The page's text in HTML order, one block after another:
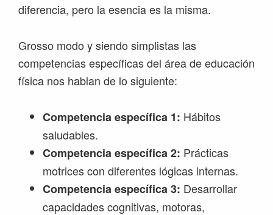
diferencia, pero la esencia es la misma.
Grosso modo y siendo simplistas las
competencias específicas del área de educación
física nos hablan de lo siguiente:
Competencia específica 1: Hábitos
saludables.
Competencia específica 2: Prácticas
motrices con diferentes lógicas internas.
Competencia específica 3: Desarrollar
capacidades cognitivas, motoras,